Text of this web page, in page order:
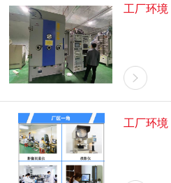
工厂环境
工厂环境